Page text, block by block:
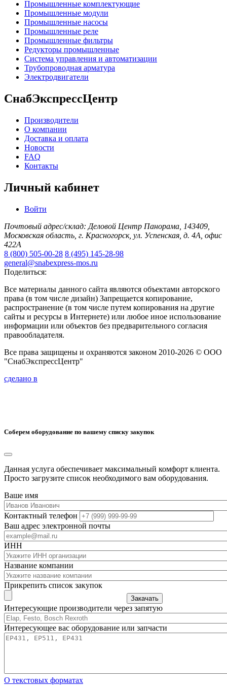
Промышленные комплектующие
Промышленные модули
Промышленные насосы
Промышленные реле
Промышленные фильтры
Редукторы промышленные
Система управления и автоматизации
Трубопроводная арматура
Электродвигатели
СнабЭкспрессЦентр
Производители
О компании
Доставка и оплата
Новости
FAQ
Контакты
Личный кабинет
Войти
Почтовый адрес/склад: Деловой Центр Панорама, 143409,
Московская область, г. Красногорск, ул. Успенская, д. 4А, офис
422А
8 (800) 505-00-28 8 (495) 145-28-98
general@snabexpress-mos.ru
Поделиться:
Все материалы данного сайта являются объектами авторского
права (в том числе дизайн) Запрещается копирование,
распространение (в том числе путем копирования на другие
сайты и ресурсы в Интернете) или любое иное использование
информации или объектов без предварительного согласия
правообладателя.
Все права защищены и охраняются законом 2010-2026 © ООО
"СнабЭкспрессЦентр"
сделано в
Соберем оборудование по вашему списку закупок
Данная услуга обеспечивает максимальный комфорт клиента.
Просто загрузите список необходимого вам оборудования.
Ваше имя
Контактный телефон
Ваш адрес электронной почты
ИНН
Название компании
Прикрепить список закупок
Закачать
Интересующие производители через запятую
Интересующее вас оборудование или запчасти
О текстовых форматах